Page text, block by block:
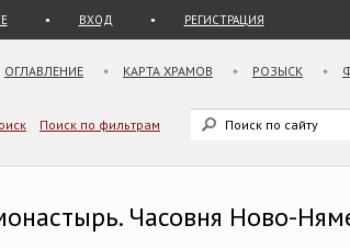
ВХОД РЕГИСТРАЦИЯ
ОГЛАВЛЕНИЕ КАРТА ХРАМОВ РОЗЫСК
Поиск по фильтрам
Часовня Ново-